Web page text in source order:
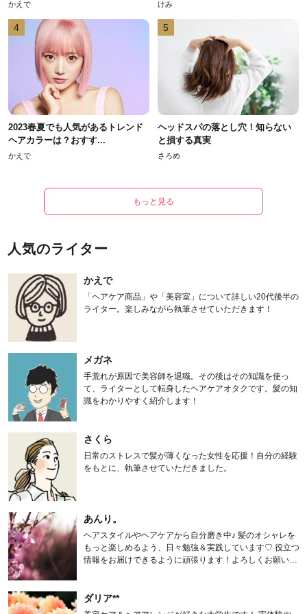
かえで けみ
4
2023春夏でも人気があるトレンド
ヘアカラーは？おすす...
かえで
5
ヘッドスパの落とし穴！知らない
と損する真実
さろめ
もっと見る
人気のライター
かえで
「ヘアケア商品」や「美容室」について詳しい20代後半の
ライター。楽しみながら執筆させていただきます！
メガネ
手荒れが原因で美容師を退職。その後はその知識を使っ
て、ライターとして転身したヘアケアオタクです。髪の知
識をわかりやすく紹介します！
さくら
日常のストレスで髪が薄くなった女性を応援！自分の経験
をもとに、執筆させていただきました。
あんり。
ヘアスタイルやヘアケアから自分磨き中♪ 髪のオシャレを
もっと楽しめるよう、日々勉強＆実践しています♡ 役立つ
情報をお届けできるように頑張ります！よろしくお願いし
ダリア**